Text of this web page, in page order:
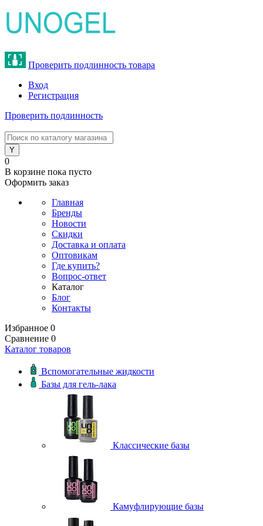
Проверить подлинность товара
Вход
Регистрация
Проверить подлинность
0
В корзине пока пусто
Оформить заказ
Главная
Бренды
Новости
Скидки
Доставка и оплата
Оптовикам
Где купить?
Вопрос-ответ
Каталог
Блог
Контакты
Избранное 0
Сравнение 0
Каталог товаров
Вспомогательные жидкости
Базы для гель-лака
Классические базы
Камуфлирующие базы